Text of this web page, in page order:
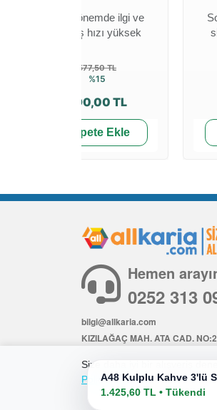
Son dönemde ilgi ve
sipariş hızı yüksek
577,50 TL
%15
490,00 TL
Sepete Ekle
A48 Kulplu Kahve 3'lü
1.425,60 TL • Tükendi
Size daha iyi bir alışveriş
Politikamızagöz atabilirsiniz.
Hemen
0252 313
bilgi@allkaria.com
KIZILAĞAÇ MAH. ATA CAD.